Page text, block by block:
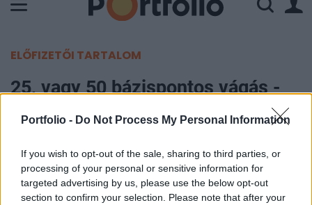
Portfolio - Do Not Process My Personal Information
If you wish to opt-out of the sale, sharing to third parties, or
processing of your personal or sensitive information for
targeted advertising by us, please use the below opt-out
section to confirm your selection. Please note that after your
ELŐFIZETŐI TARTALOM
25, vagy 50 bázispontos vágás -
ez itt a kérdés
2024. június 27. 09:06
25, vagy 50 bázispontos kamatcsökkentésen